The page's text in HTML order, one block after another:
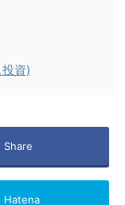
資)
Share
Hatena